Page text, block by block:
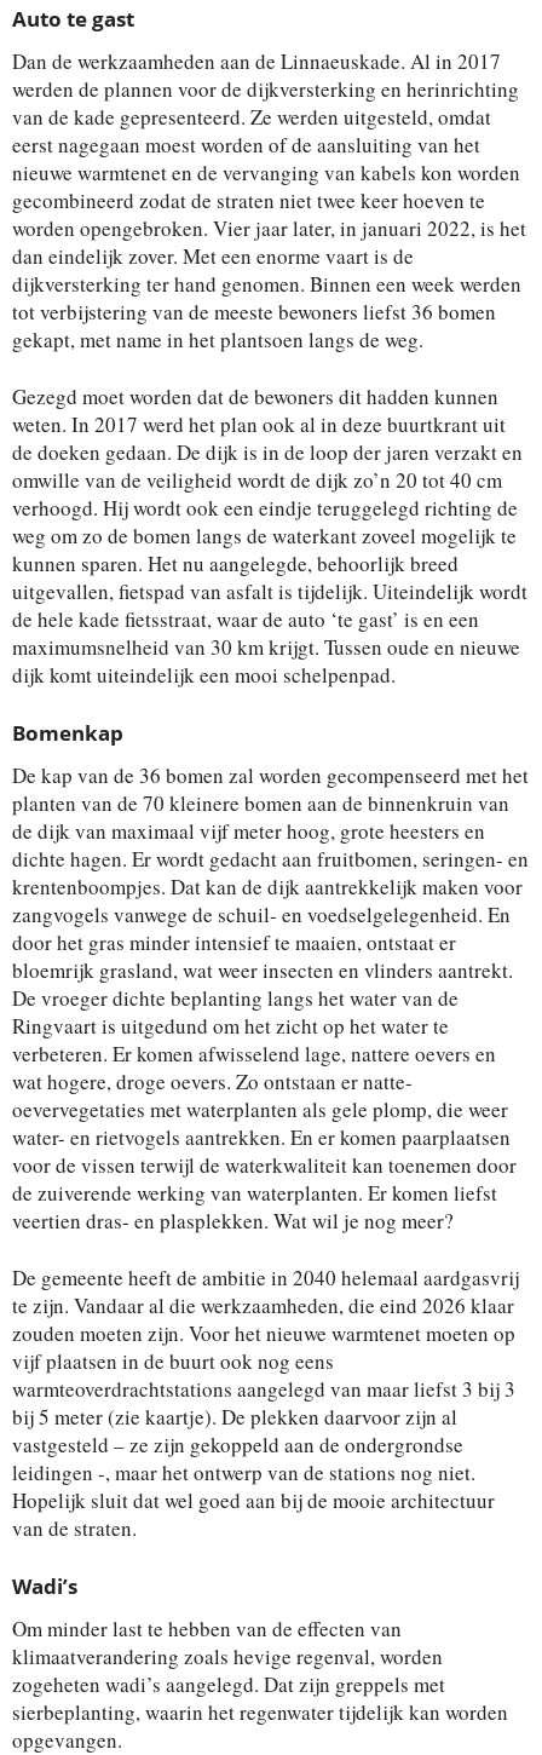
Auto te gast
Dan de werkzaamheden aan de Linnaeuskade. Al in 2017
werden de plannen voor de dijkversterking en herinrichting
van de kade gepresenteerd. Ze werden uitgesteld, omdat
eerst nagegaan moest worden of de aansluiting van het
nieuwe warmtenet en de vervanging van kabels kon worden
gecombineerd zodat de straten niet twee keer hoeven te
worden opengebroken. Vier jaar later, in januari 2022, is het
dan eindelijk zover. Met een enorme vaart is de
dijkversterking ter hand genomen. Binnen een week werden
tot verbijstering van de meeste bewoners liefst 36 bomen
gekapt, met name in het plantsoen langs de weg.
Gezegd moet worden dat de bewoners dit hadden kunnen
weten. In 2017 werd het plan ook al in deze buurtkrant uit
de doeken gedaan. De dijk is in de loop der jaren verzakt en
omwille van de veiligheid wordt de dijk zo’n 20 tot 40 cm
verhoogd. Hij wordt ook een eindje teruggelegd richting de
weg om zo de bomen langs de waterkant zoveel mogelijk te
kunnen sparen. Het nu aangelegde, behoorlijk breed
uitgevallen, fietspad van asfalt is tijdelijk. Uiteindelijk wordt
de hele kade fietsstraat, waar de auto ‘te gast’ is en een
maximumsnelheid van 30 km krijgt. Tussen oude en nieuwe
dijk komt uiteindelijk een mooi schelpenpad.
Bomenkap
De kap van de 36 bomen zal worden gecompenseerd met het
planten van de 70 kleinere bomen aan de binnenkruin van
de dijk van maximaal vijf meter hoog, grote heesters en
dichte hagen. Er wordt gedacht aan fruitbomen, seringen- en
krentenboompjes. Dat kan de dijk aantrekkelijk maken voor
zangvogels vanwege de schuil- en voedselgelegenheid. En
door het gras minder intensief te maaien, ontstaat er
bloemrijk grasland, wat weer insecten en vlinders aantrekt.
De vroeger dichte beplanting langs het water van de
Ringvaart is uitgedund om het zicht op het water te
verbeteren. Er komen afwisselend lage, nattere oevers en
wat hogere, droge oevers. Zo ontstaan er natte-
oevervegetaties met waterplanten als gele plomp, die weer
water- en rietvogels aantrekken. En er komen paarplaatsen
voor de vissen terwijl de waterkwaliteit kan toenemen door
de zuiverende werking van waterplanten. Er komen liefst
veertien dras- en plasplekken. Wat wil je nog meer?
De gemeente heeft de ambitie in 2040 helemaal aardgasvrij
te zijn. Vandaar al die werkzaamheden, die eind 2026 klaar
zouden moeten zijn. Voor het nieuwe warmtenet moeten op
vijf plaatsen in de buurt ook nog eens
warmteoverdrachtstations aangelegd van maar liefst 3 bij 3
bij 5 meter (zie kaartje). De plekken daarvoor zijn al
vastgesteld – ze zijn gekoppeld aan de ondergrondse
leidingen -, maar het ontwerp van de stations nog niet.
Hopelijk sluit dat wel goed aan bij de mooie architectuur
van de straten.
Wadi’s
Om minder last te hebben van de effecten van
klimaatverandering zoals hevige regenval, worden
zogeheten wadi’s aangelegd. Dat zijn greppels met
sierbeplanting, waarin het regenwater tijdelijk kan worden
opgevangen.